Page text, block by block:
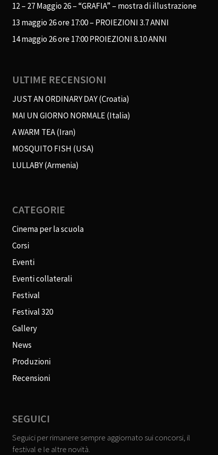
12 – 27 Maggio 26 – “GRAFIA” – mostra di illustrazione
13 maggio 26 ore 17:00 – PROIEZIONI 3.7 ANNI
14 maggio 26 ore 17:00 PROIEZIONI 8.10 ANNI
ULTIME RECENSIONI
JUST AN ORDINARY DAY (Croatia)
MAI UN GIORNO NORMALE (Italia)
A WARM TEA (Iran)
MOSQUITO FISH (USA)
LULLABY (Armenia)
CATEGORIE
Cinema per la scuola
Corsi
Eventi
Eventi collaterali
Festival
Festival 320
Gallery
News
Produzioni
Recensioni
SEGUICI
Seguici per rimanere sempre aggiornato sui concorsi, il
festival e le altre novità.